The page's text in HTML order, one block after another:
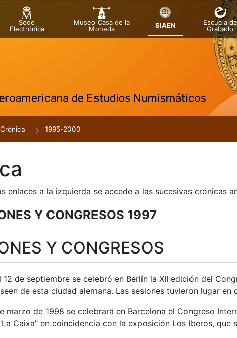
Sede
Electrónica
Museo Casa de la
Moneda
SIAEN
Escuela de
Grabado
Crónica 1995-2000
enlaces a la izquierda se accede a las sucesivas crónicas
Y CONGRESOS 1997
Y CONGRESOS
12 de septiembre se celebró en Berlín la XII edición del
de esta ciudad alemana. Las sesiones tuvieron lugar
marzo de 1998 se celebrará en Barcelona el Congreso
Caixa" en coincidencia con la exposición Los Iberos, que